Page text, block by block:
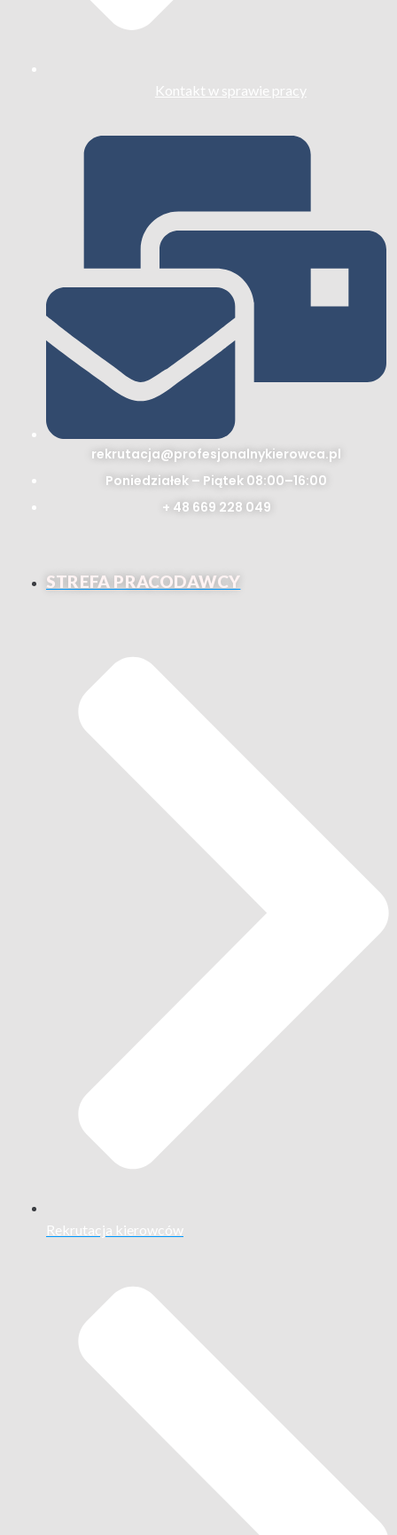
Kontakt w sprawie pracy
rekrutacja@profesjonalnykierowca.pl
Poniedziałek – Piątek 08:00–16:00
+ 48 669 228 049
STREFA PRACODAWCY
Rekrutacja kierowców